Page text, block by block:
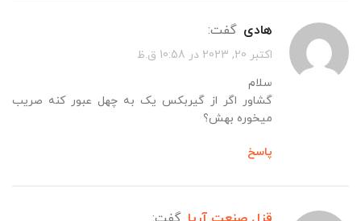
هادی گفت:
اکتبر 20, 2023 در 10:58 ق.ظ
سلام
گشاور اگر از گیربکس یک به چهل عبور کنه صریب
میخوره بهش؟
پاسخ